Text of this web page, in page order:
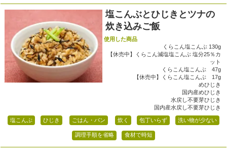
塩こんぶとひじきとツナの
炊き込みご飯
使用した商品
くらこん塩こんぶ 130g
【休売中】くらこん減塩塩こんぶ 塩分25％カ
ット
くらこん塩こんぶ 47g
【休売中】くらこん塩こんぶ 17g
めひじき
国内産めひじき
水戻し不要芽ひじき
国内産水戻し不要芽ひじき
塩こんぶ ひじき ごはん・パン 炊く 包丁いらず 洗い物が少ない
調理手順を省略 食材で時短